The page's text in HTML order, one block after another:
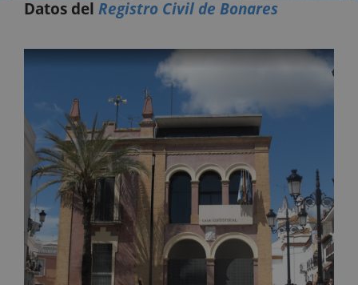
Datos del Registro Civil de Bonares